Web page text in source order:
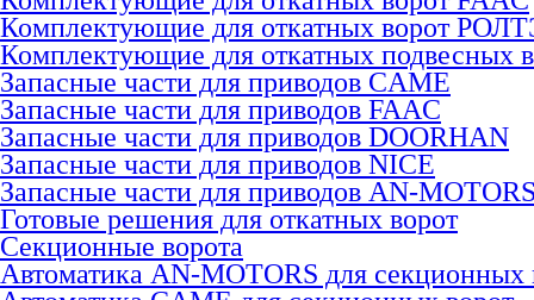
Комплектующие для откатных ворот
Комплектующие для откатных подвесных
Запасные части для приводов CAME
Запасные части для приводов FAAC
Запасные части для приводов DOORHAN
Запасные части для приводов NICE
Запасные части для приводов AN-
Готовые решения для откатных ворот
Секционные ворота
Автоматика AN-MOTORS для секционных